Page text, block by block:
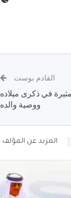
القادم بوست
في ذكرى ميلاده
ووصية والده
المزيد عن المؤلف